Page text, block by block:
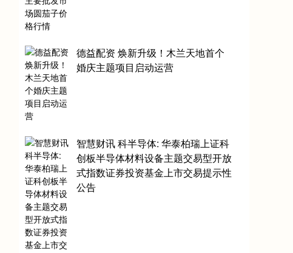
德益配资 焕新升级！木兰天地首个
婚庆主题项目启动运营
智慧财讯 科半导体: 华泰柏瑞上证科
创板半导体材料设备主题交易型开放
式指数证券投资基金上市交易提示性
公告